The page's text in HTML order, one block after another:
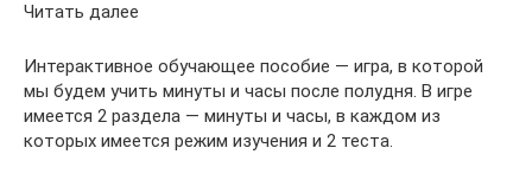
Читать далее
Интерактивное обучающее пособие — игра, в которой
мы будем учить минуты и часы после полудня. В игре
имеется 2 раздела — минуты и часы, в каждом из
которых имеется режим изучения и 2 теста.